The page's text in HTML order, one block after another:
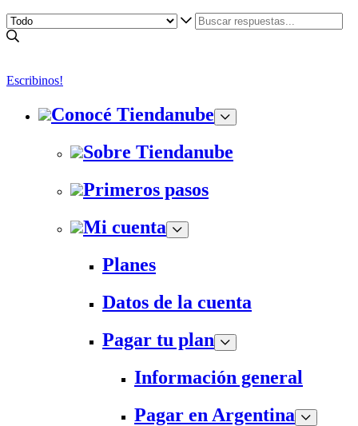
Escribinos!
Conocé Tiendanube
Sobre Tiendanube
Primeros pasos
Mi cuenta
Planes
Datos de la cuenta
Pagar tu plan
Información general
Pagar en Argentina